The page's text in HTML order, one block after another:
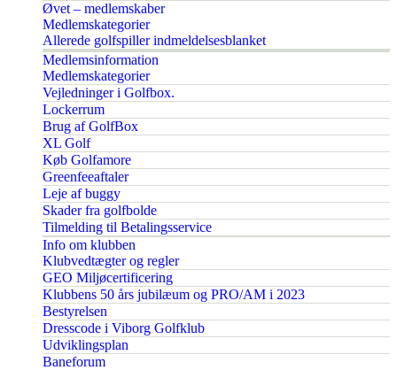
Øvet – medlemskaber
Medlemskategorier
Allerede golfspiller indmeldelsesblanket
Medlemsinformation
Medlemskategorier
Vejledninger i Golfbox.
Lockerrum
Brug af GolfBox
XL Golf
Køb Golfamore
Greenfeeaftaler
Leje af buggy
Skader fra golfbolde
Tilmelding til Betalingsservice
Info om klubben
Klubvedtægter og regler
GEO Miljøcertificering
Klubbens 50 års jubilæum og PRO/AM i 2023
Bestyrelsen
Dresscode i Viborg Golfklub
Udviklingsplan
Baneforum